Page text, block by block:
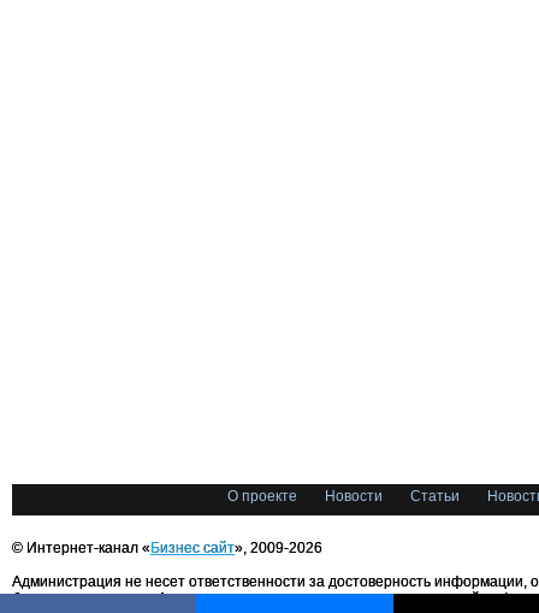
О проекте Новости Статьи
© Интернет-канал «Бизнес сайт», 2009-2026
Администрация не несет ответственности за достоверность информации,
блоггерами портала. Администрация не предоставляет справочной